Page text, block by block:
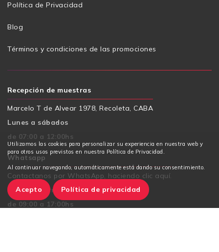
Utilizamos las cookies para personalizar su experiencia en nuestra web y
para otros usos previstos en nuestra Política de Privacidad.
Al continuar navegando, automáticamente está dando su consentimiento.
Acepto Política de privacidad
Política de Privacidad
Blog
Términos y condiciones de las promociones
Recepción de muestras
Marcelo T de Alvear 1978, Recoleta, CABA
Lunes a sábados
de 07:00 a 12:00hs
Whatsapp
Contactanos por WhatsApp, haciendo clic aquí.
Lunes a viernes
de 09:00 a 17:00hs